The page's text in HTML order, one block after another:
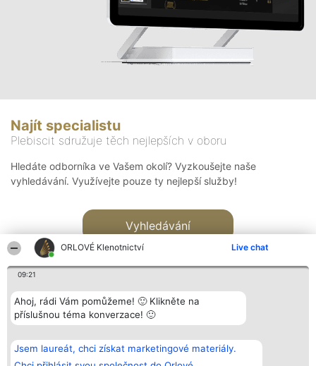
ORLOVÉ Klenotnictví Live chat
09:21
Ahoj, rádi Vám pomůžeme! 🙂 Klikněte na
příslušnou téma konverzace! 🙂
Jsem laureát, chci získat marketingové materiály.
Najít specialistu
Plebiscit sdružuje těch nejlepších v oboru
Hledáte odborníka ve Vašem okolí? Vyzkoušejte naše
vyhledávání. Využívejte pouze ty nejlepší služby!
Vyhledávání
Bright Side Solutions sp. z o.
o. sp. k.
ul. Ruska 22
Vítězové
Seznam všech
laureátů
Kontakt